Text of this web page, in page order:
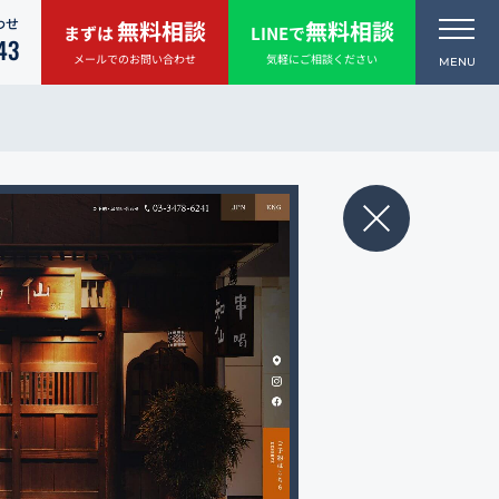
せ まずは無料相談
メールでのお問い合わせ
LINEで無料相談
気軽にご相談ください